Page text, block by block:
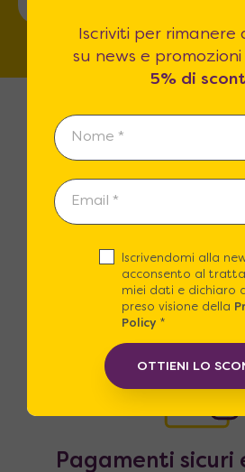
Spedizioni
Spedizione Gratuita in
con un piccolo
scegliere il nostro
Pagamenti sicuri
Iscriviti per
su news e promozioni
5% di
Iscrivendomi alla
acconsento al
miei dati e dichiaro
preso visione della
Policy*
OTTIENI LO